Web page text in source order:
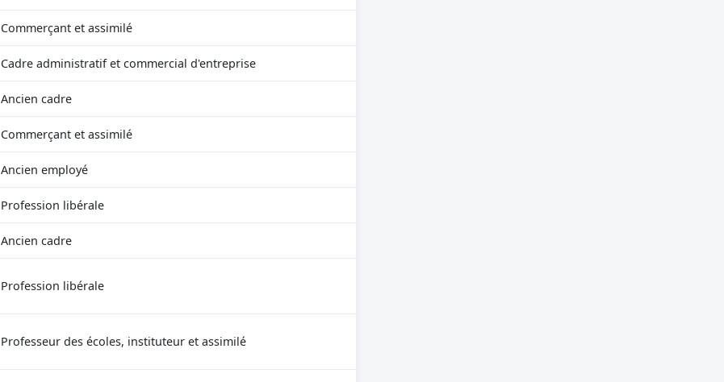
Commerçant et assimilé
Cadre administratif et commercial d'entreprise
Ancien cadre
Commerçant et assimilé
Ancien employé
Profession libérale
Ancien cadre
Profession libérale
Professeur des écoles, instituteur et assimilé